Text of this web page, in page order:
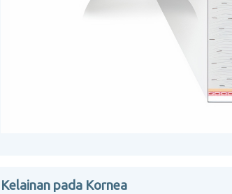
Kelainan pada Kornea